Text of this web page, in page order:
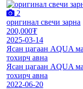
2
оригинал свечи зарна
200,000₮
2025-03-14
Ясан цагаан AQUA
тохирч авна
Ясан цагаан AQUA
тохирч авна
2022-06-20